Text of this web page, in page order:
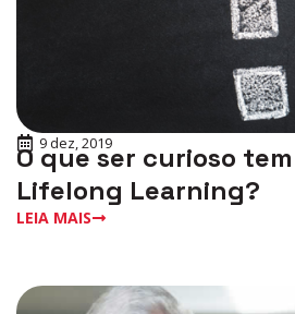
9 dez, 2019
O que ser curioso
Lifelong Learning?
LEIA MAIS